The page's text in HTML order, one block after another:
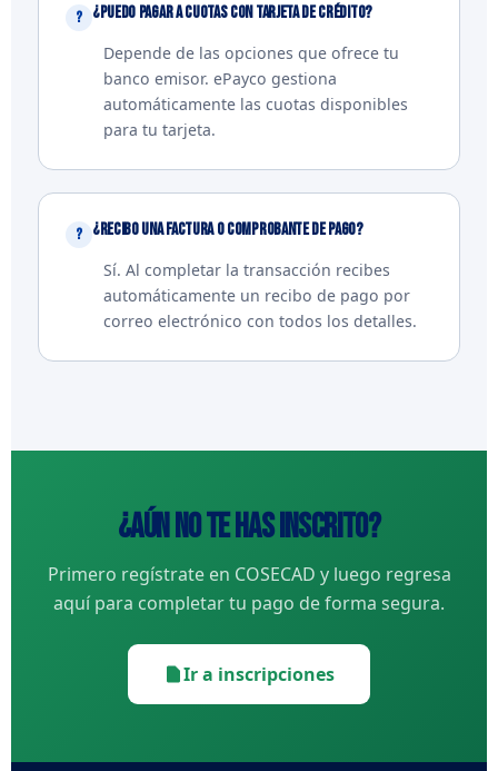
¿Puedo pagar a cuotas con tarjeta de crédito?
Depende de las opciones que ofrece tu
banco emisor. ePayco gestiona
automáticamente las cuotas disponibles
para tu tarjeta.
¿Recibo una factura o comprobante de pago?
Sí. Al completar la transacción recibes
automáticamente un recibo de pago por
correo electrónico con todos los detalles.
¿Aún no te has inscrito?
Primero regístrate en COSECAD y luego regresa
aquí para completar tu pago de forma segura.
Ir a inscripciones